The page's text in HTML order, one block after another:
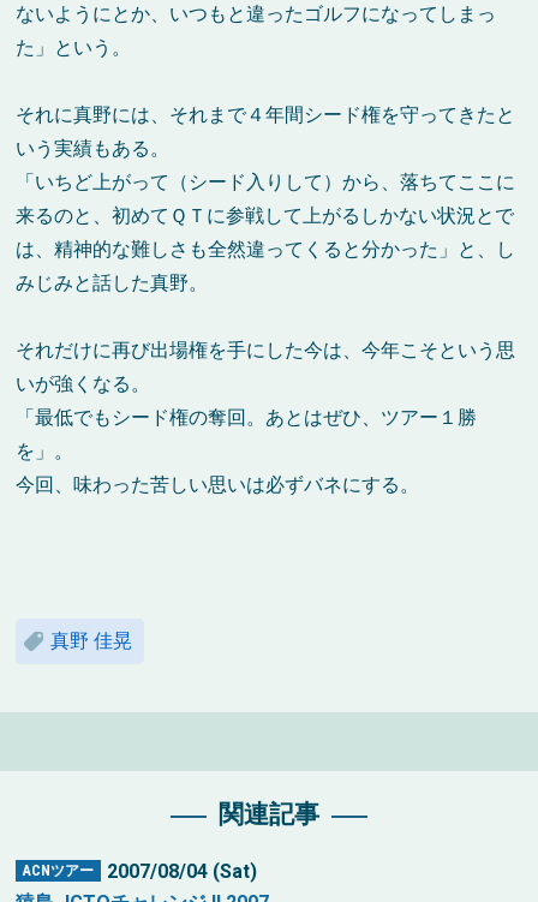
ないようにとか、いつもと違ったゴルフになってしまっ
た」という。
それに真野には、それまで４年間シード権を守ってきたと
いう実績もある。
「いちど上がって（シード入りして）から、落ちてここに
来るのと、初めてＱＴに参戦して上がるしかない状況とで
は、精神的な難しさも全然違ってくると分かった」と、し
みじみと話した真野。
それだけに再び出場権を手にした今は、今年こそという思
いが強くなる。
「最低でもシード権の奪回。あとはぜひ、ツアー１勝
を」。
今回、味わった苦しい思いは必ずバネにする。
真野 佳晃
関連記事
ACNツアー
2007/08/04 (Sat)